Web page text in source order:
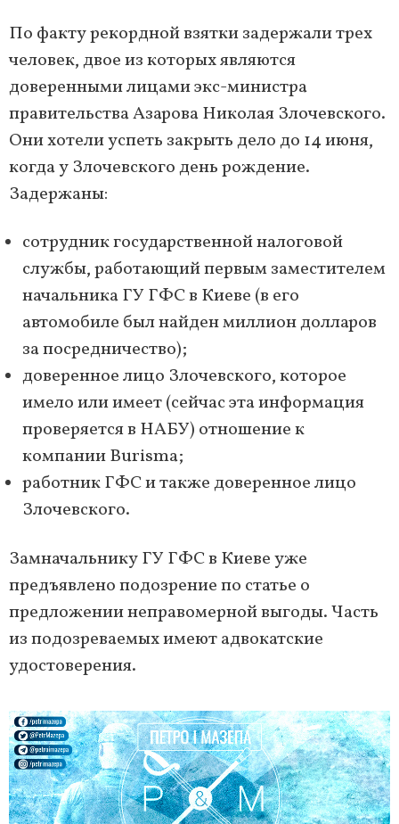
По факту рекордной взятки задержали трех
человек, двое из которых являются
доверенными лицами экс-министра
правительства Азарова Николая Злочевского.
Они хотели успеть закрыть дело до 14 июня,
когда у Злочевского день рождение.
Задержаны:
сотрудник государственной налоговой
службы, работающий первым заместителем
начальника ГУ ГФС в Киеве (в его
автомобиле был найден миллион долларов
за посредничество);
доверенное лицо Злочевского, которое
имело или имеет (сейчас эта информация
проверяется в НАБУ) отношение к
компании Burisma;
работник ГФС и также доверенное лицо
Злочевского.
Замначальнику ГУ ГФС в Киеве уже
предъявлено подозрение по статье о
предложении неправомерной выгоды. Часть
из подозреваемых имеют адвокатские
удостоверения.